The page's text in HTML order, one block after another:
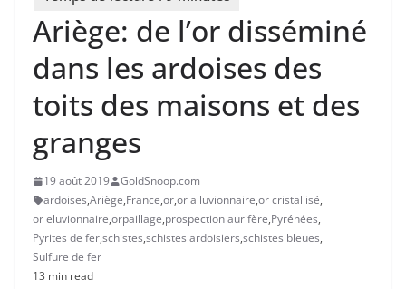
Ariège: de l’or disséminé
dans les ardoises des
toits des maisons et des
granges
19 août 2019
GoldSnoop.com
ardoises,Ariège,France,or,or alluvionnaire,or cristallisé,
or eluvionnaire,orpaillage,prospection aurifère,Pyrénées,
Pyrites de fer,schistes,schistes ardoisiers,schistes bleues,
Sulfure de fer
13 min read